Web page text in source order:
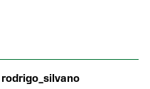
rodrigo_silvano